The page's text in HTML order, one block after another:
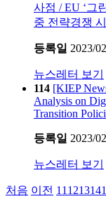
사점 / EU ‘그
중 전략경쟁
등록일 2023/
뉴스레터 보기
114 [KIEP
Analysis on
Transition
등록일 2023/
뉴스레터 보기
처음 이전 11 121314